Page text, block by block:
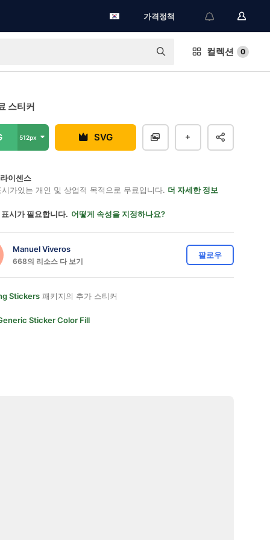
가격정책
컬렉션 0
스티커
512px SVG
이센스
가있는 개인 및 상업적 목적으로 무료입니다. 더 자세한 정보
시가 필요합니다. 어떻게 속성을 지정하나요?
Manuel Viveros
668의 리소스 다 보기
팔로우
Stickers 패키지의 추가 스티커
Sticker Color Fill